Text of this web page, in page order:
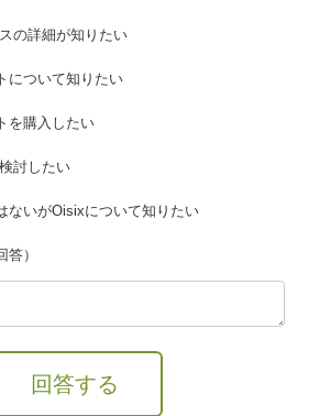
の詳細が知りたい
について知りたい
を購入したい
討したい
ないがOisixについて知りたい
）
回答する